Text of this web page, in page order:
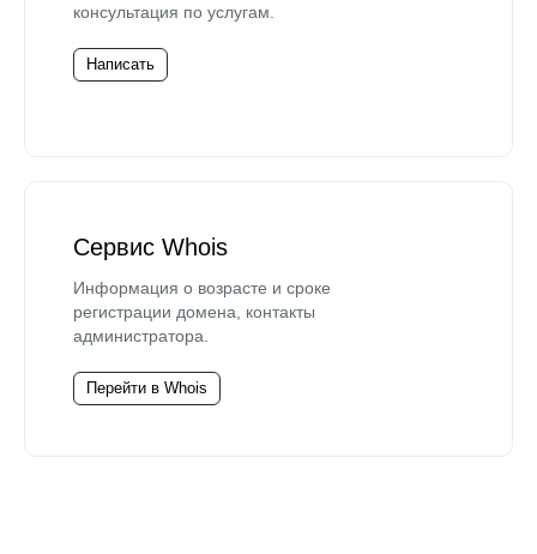
консультация по услугам.
Написать
Сервис Whois
Информация о возрасте и сроке
регистрации домена, контакты
администратора.
Перейти в Whois